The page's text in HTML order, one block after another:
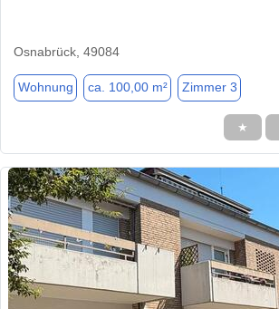
Osnabrück, 49084
Wohnung ca. 100,00 m² Zimmer 3
★